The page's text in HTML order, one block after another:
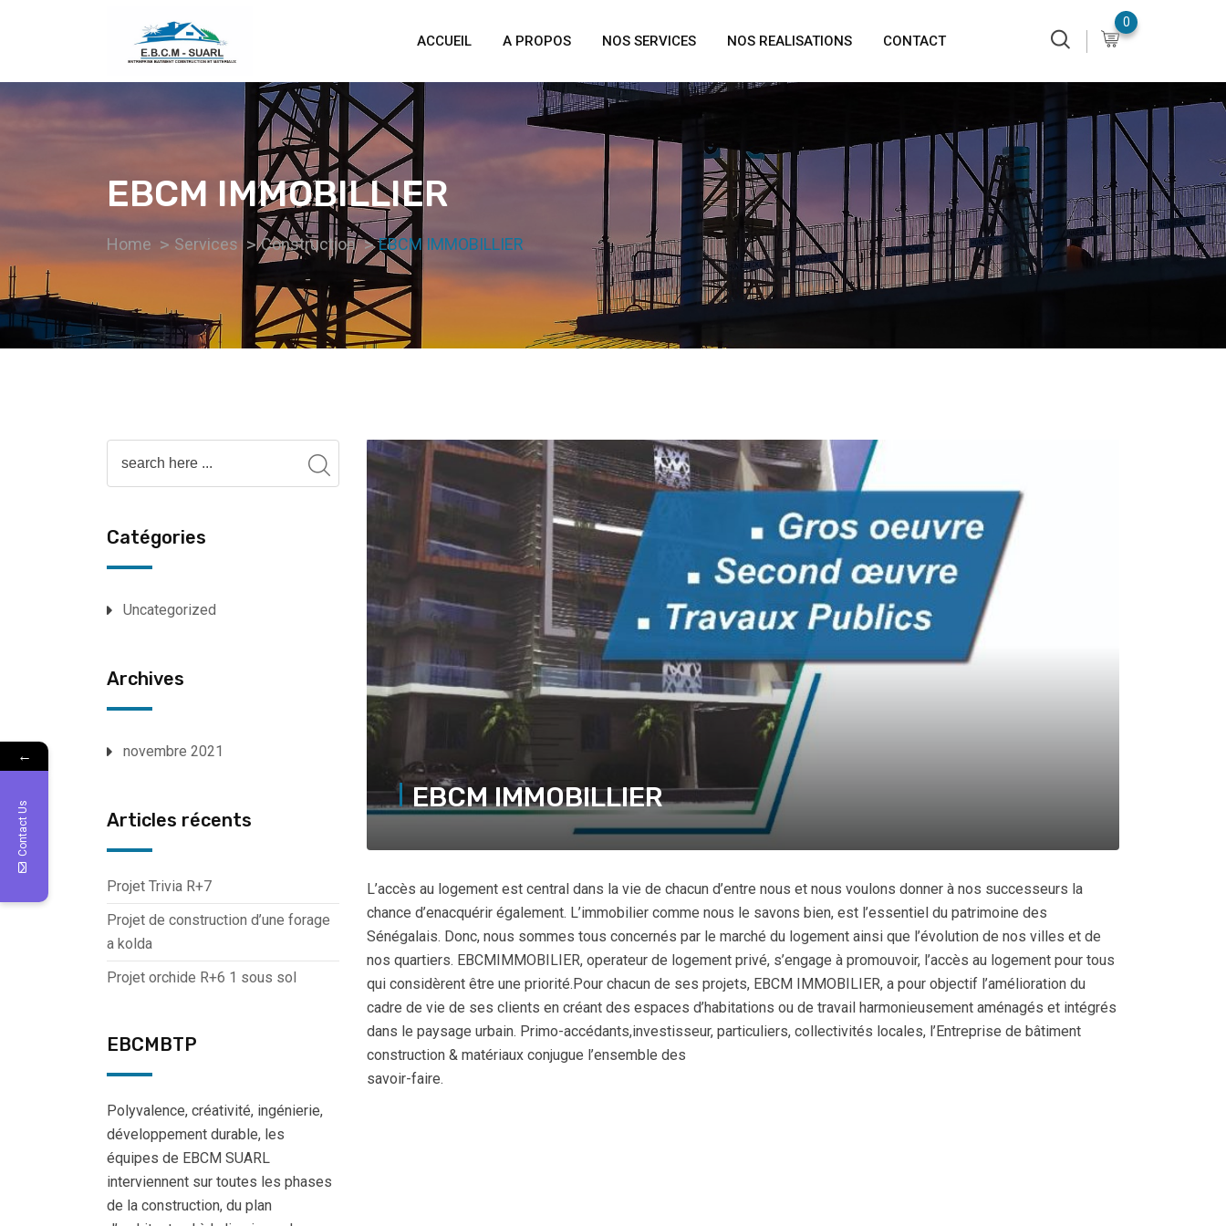
ACCUEIL A PROPOS NOS SERVICES NOS REALISATIONS CONTACT
0
EBCM IMMOBILLIER
Home Services Construction EBCM IMMOBILLIER
Catégories
Uncategorized
Archives
novembre 2021
Articles récents
Projet Trivia R+7
Projet de construction d’une forage
a kolda
Projet orchide R+6 1 sous sol
EBCMBTP
Polyvalence, créativité, ingénierie,
développement durable, les
équipes de EBCM SUARL
interviennent sur toutes les phases
de la construction, du plan
EBCM IMMOBILLIER
L’accès au logement est central dans la vie de chacun d’entre nous et nous voulons donner à nos successeurs la
chance d’enacquérir également. L’immobilier comme nous le savons bien, est l’essentiel du patrimoine des
Sénégalais. Donc, nous sommes tous concernés par le marché du logement ainsi que l’évolution de nos villes et de
nos quartiers. EBCMIMMOBILIER, operateur de logement privé, s’engage à promouvoir, l’accès au logement pour tous
qui considèrent être une priorité.Pour chacun de ses projets, EBCM IMMOBILIER, a pour objectif l’amélioration du
cadre de vie de ses clients en créant des espaces d’habitations ou de travail harmonieusement aménagés et intégrés
dans le paysage urbain. Primo-accédants,investisseur, particuliers, collectivités locales, l’Entreprise de bâtiment
construction & matériaux conjugue l’ensemble des
savoir-faire.
←
Contact Us